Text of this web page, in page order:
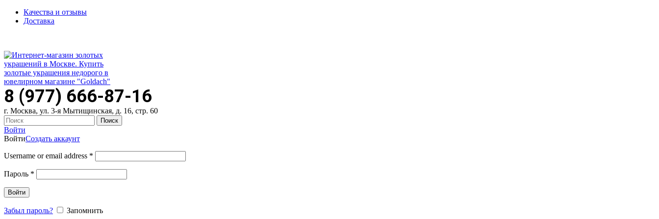
Качества и отзывы
Доставка
8 (977) 666-87-16
г. Москва, ул. 3-я Мытищинская, д. 16, стр. 60
Поиск
Войти
ВойтиСоздать аккаунт
Username or email address *
Пароль *
Войти
Забыл пароль?
Запомнить